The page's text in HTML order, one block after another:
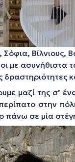
Βίλνιους,
με ασυνήθιστα
δραστηριότητες
μαζί της σ’
στην
πάνω σε μία